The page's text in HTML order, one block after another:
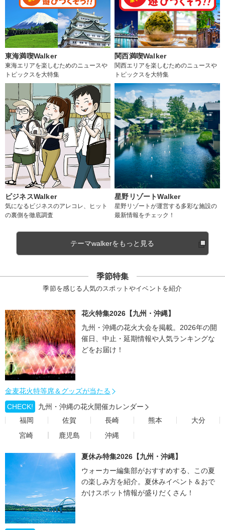
東海満喫Walker
東海エリアを楽しむためのニュースや
トピックスを大特集
関西満喫Walker
関西エリアを楽しむためのニュースや
トピックスを大特集
ビジネスWalker
気になるビジネスのアレコレ、ヒット
の裏側を徹底調査
星野リゾートWalker
星野リゾートが運営する多彩な施設の
最新情報をチェック！
テーマwalkerをもっと見る
季節特集
季節を感じる人気のスポットやイベントを紹介
花火特集2026【九州・沖縄】
九州・沖縄の花火大会を掲載。2026年の開
催日、中止・延期情報や人気ランキングな
どをお届け！
金麦花火特等席＆グッズが当たる
CHECK!
九州・沖縄の花火開催カレンダー
福岡
佐賀 長崎 熊本
大分
宮崎
鹿児島 沖縄
夏休み特集2026【九州・沖縄】
ウォーカー編集部がおすすめする、この夏
の楽しみ方を紹介。夏休みイベント＆おで
かけスポット情報が盛りだくさん！